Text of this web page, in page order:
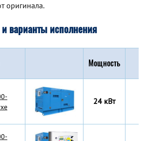
оригинала.
варианты исполнения
Мощность
24 кВт